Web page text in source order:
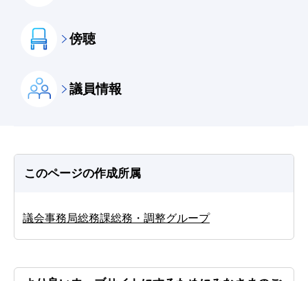
傍聴
議員情報
このページの作成所属
議会事務局総務課総務・調整グループ